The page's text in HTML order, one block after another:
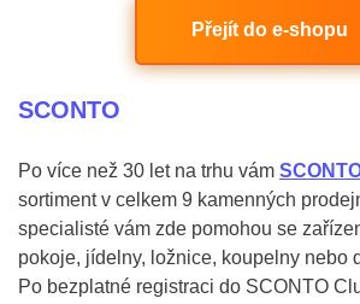
Přejít do e-shopu
SCONTO
Po více než 30 let na trhu vám
sortiment v celkem 9 kamenných
specialisté vám zde pomohou se
pokoje, jídelny, ložnice, koupelny nebo
Po bezplatné registraci do SCONTO